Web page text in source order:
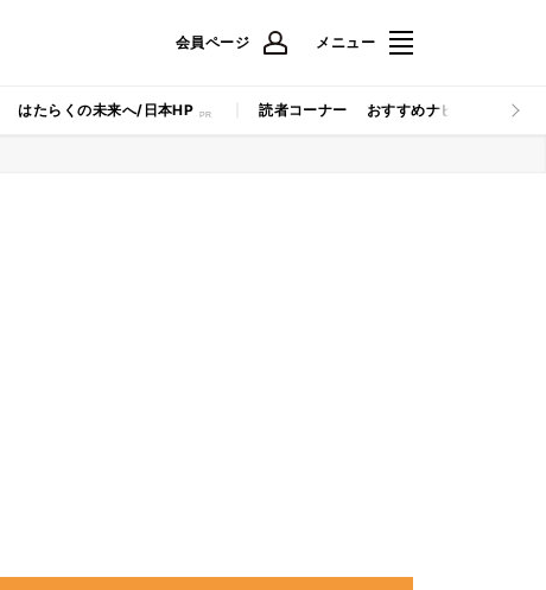
会員ページ メニュー
はたらくの未来へ/日本HP 読者コーナー おすすめナビ マイナビ